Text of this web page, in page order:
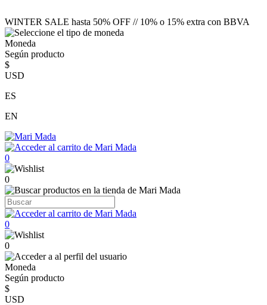
WINTER SALE hasta 50% OFF // 10% o 15% extra con BBVA
Moneda
Según producto
$
USD
ES
EN
0
0
0
0
Moneda
Según producto
$
USD